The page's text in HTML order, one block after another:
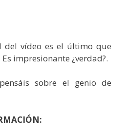
del vídeo es el último que
impresionante ¿verdad?.
sobre el genio de